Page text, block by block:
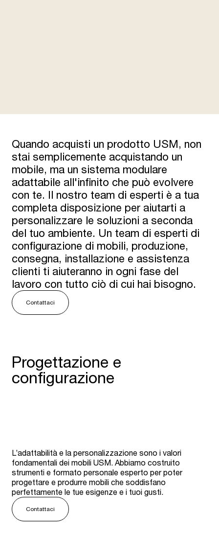
Quando acquisti un prodotto USM, non
stai semplicemente acquistando un
mobile, ma un sistema modulare
adattabile all'infinito che può evolvere
con te. Il nostro team di esperti è a tua
completa disposizione per aiutarti a
personalizzare le soluzioni a seconda
del tuo ambiente. Un team di esperti di
configurazione di mobili, produzione,
consegna, installazione e assistenza
clienti ti aiuteranno in ogni fase del
lavoro con tutto ciò di cui hai bisogno.
Contattaci
Progettazione e
configurazione
L’adattabilità e la personalizzazione sono i valori
fondamentali dei mobili USM. Abbiamo costruito
strumenti e formato personale esperto per poter
progettare e produrre mobili che soddisfano
perfettamente le tue esigenze e i tuoi gusti.
Contattaci